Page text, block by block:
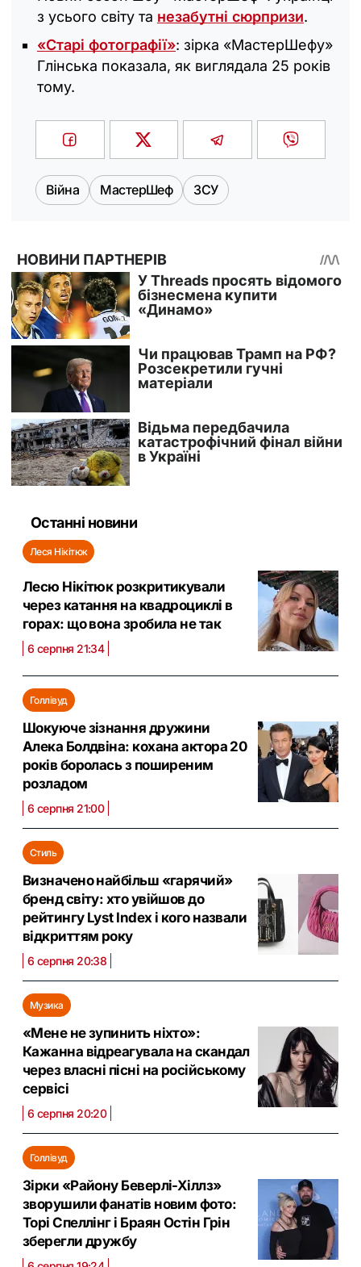
з усього світу та незабутні сюрпризи.
«Старі фотографії»: зірка «МастерШефу»
Глінська показала, як виглядала 25 років
тому.
Війна МастерШеф ЗСУ
Останні новини
Леся Нікітюк
Лесю Нікітюк розкритикували
через катання на квадроциклі в
горах: що вона зробила не так
6 серпня 21:34
Голлівуд
Шокуюче зізнання дружини
Алека Болдвіна: кохана актора 20
років боролась з поширеним
розладом
6 серпня 21:00
Стиль
Визначено найбільш «гарячий»
бренд світу: хто увійшов до
рейтингу Lyst Index і кого назвали
відкриттям року
6 серпня 20:38
Музика
«Мене не зупинить ніхто»:
Кажанна відреагувала на скандал
через власні пісні на російському
сервісі
6 серпня 20:20
Голлівуд
Зірки «Району Беверлі-Хіллз»
зворушили фанатів новим фото:
Торі Спеллінг і Браян Остін Грін
зберегли дружбу